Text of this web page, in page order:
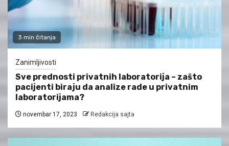
3 min čitanja
Zanimljivosti
Sve prednosti privatnih laboratorija – zašto
pacijenti biraju da analize rade u privatnim
laboratorijama?
novembar 17, 2023 Redakcija sajta